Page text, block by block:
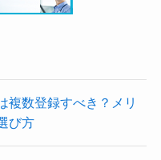
複数登録すべき？メリ
び方